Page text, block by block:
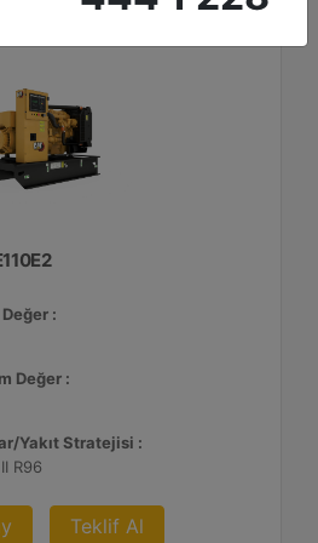
:
Değer :
Yakıt Stratejisi :
R96
Teklif Al